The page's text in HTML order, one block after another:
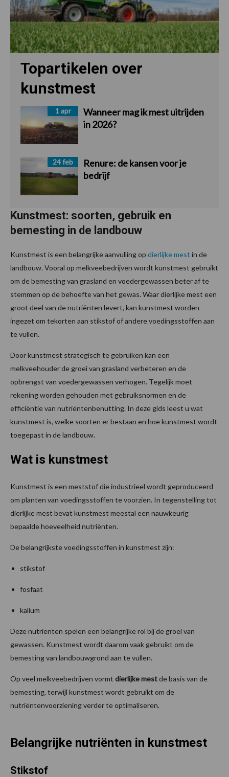
Topartikelen over
kunstmest
1 apr
Wanneer mag ik mest uitrijden
in 2026?
24 feb
Renure: de kansen voor je
bedrijf
Kunstmest: soorten, gebruik en
bemesting in de landbouw
Kunstmest is een belangrijke aanvulling op dierlijke mest in de
landbouw. Vooral op melkveebedrijven wordt kunstmest gebruikt
om de bemesting van grasland en voedergewassen beter af te
stemmen op de behoefte van het gewas. Waar dierlijke mest een
groot deel van de nutriënten levert, kan kunstmest worden
ingezet om tekorten aan stikstof of andere voedingsstoffen aan
te vullen.
Door kunstmest strategisch te gebruiken kan een
melkveehouder de groei van grasland verbeteren en de
opbrengst van voedergewassen verhogen. Tegelijk moet
rekening worden gehouden met gebruiksnormen en de
efficiëntie van nutriëntenbenutting. In deze gids leest u wat
kunstmest is, welke soorten er bestaan en hoe kunstmest wordt
toegepast in de landbouw.
Wat is kunstmest
Kunstmest is een meststof die industrieel wordt geproduceerd
om planten van voedingsstoffen te voorzien. In tegenstelling tot
dierlijke mest bevat kunstmest meestal een nauwkeurig
bepaalde hoeveelheid nutriënten.
De belangrijkste voedingsstoffen in kunstmest zijn:
stikstof
fosfaat
kalium
Deze nutriënten spelen een belangrijke rol bij de groei van
gewassen. Kunstmest wordt daarom vaak gebruikt om de
bemesting van landbouwgrond aan te vullen.
Op veel melkveebedrijven vormt dierlijke mestde basis van de
bemesting, terwijl kunstmest wordt gebruikt om de
nutriëntenvoorziening verder te optimaliseren.
Belangrijke nutriënten in kunstmest
Stikstof